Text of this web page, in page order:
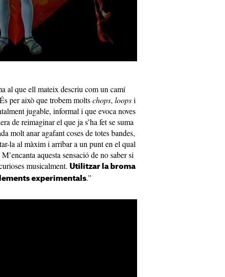
al que ell mateix descriu com un camí
per això que trobem moltschops, loopsi
jugable, informal i que evoca noves
de reimaginar el que ja s’ha fet se suma
molt anar agafant coses de totes bandes,
la al màxim i arribar a un punt en el qual
aquesta sensació de no saber si
musicalment. Utilitzar la broma
experimentals.”